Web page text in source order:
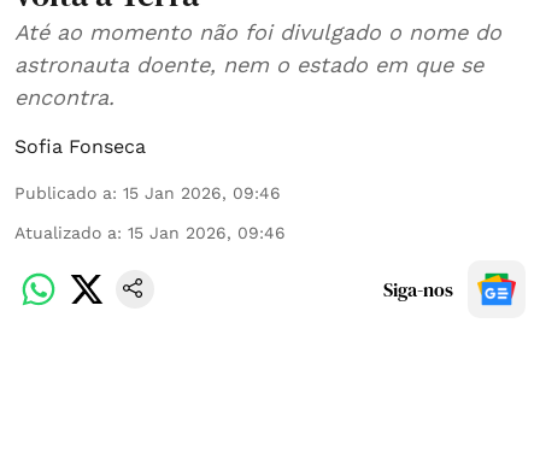
Até ao momento não foi divulgado o nome do
astronauta doente, nem o estado em que se
encontra.
Sofia Fonseca
Publicado a: 15 Jan 2026, 09:46
Atualizado a: 15 Jan 2026, 09:46
Siga-nos